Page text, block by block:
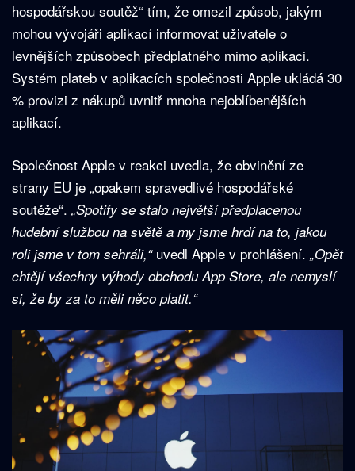
hospodářskou soutěž“ tím, že omezil způsob, jakým
mohou vývojáři aplikací informovat uživatele o
levnějších způsobech předplatného mimo aplikaci.
Systém plateb v aplikacích společnosti Apple ukládá 30
% provizi z nákupů uvnitř mnoha nejoblíbenějších
aplikací.
Společnost Apple v reakci uvedla, že obvinění ze
strany EU je „opakem spravedlivé hospodářské
soutěže“. „Spotify se stalo největší předplacenou
hudební službou na světě a my jsme hrdí na to, jakou
roli jsme v tom sehráli,“uvedl Apple v prohlášení. „Opět
chtějí všechny výhody obchodu App Store, ale nemyslí
si, že by za to měli něco platit.“